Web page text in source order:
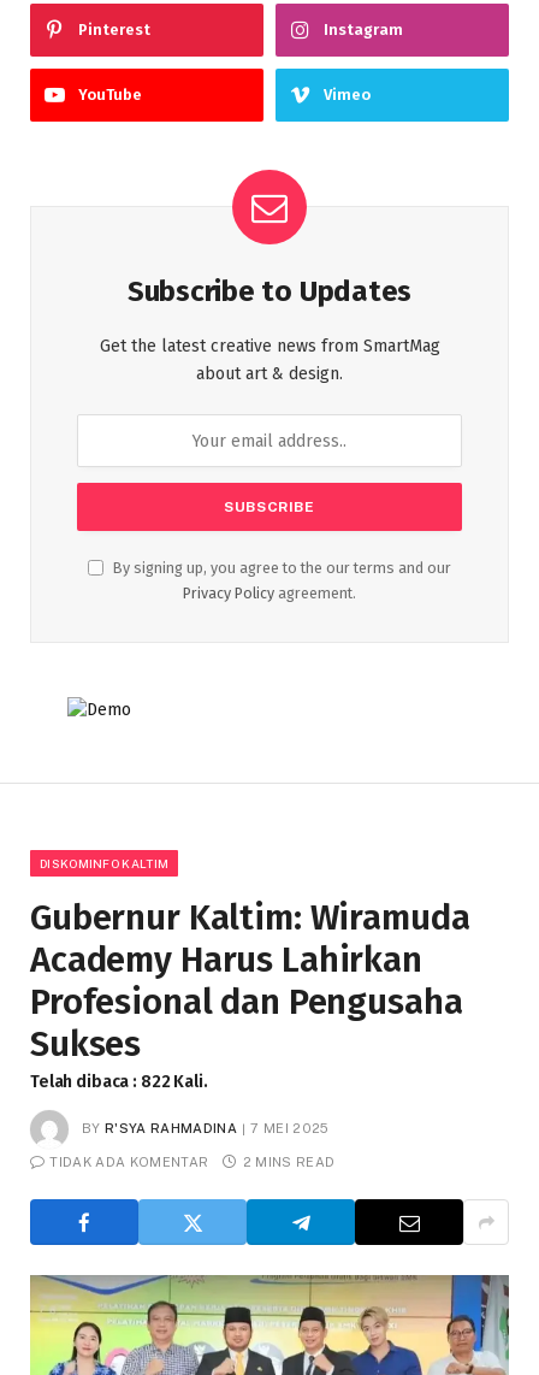
Pinterest Instagram
YouTube Vimeo
Subscribe to Updates
Get the latest creative news from SmartMag
about art & design.
By signing up, you agree to the our terms and our
Privacy Policy agreement.
DISKOMINFO KALTIM
Gubernur Kaltim: Wiramuda
Academy Harus Lahirkan
Profesional dan Pengusaha
Sukses
Telah dibaca : 822 Kali.
BY R'SYA RAHMADINA 7 MEI 2025
TIDAK ADA KOMENTAR 2 MINS READ